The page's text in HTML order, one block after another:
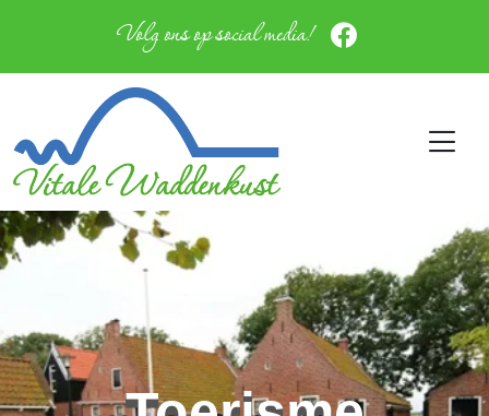
Volg ons op social media!